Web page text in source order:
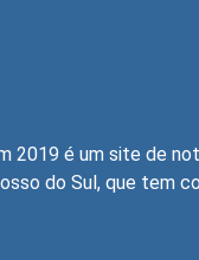
2019 é um site de
do Sul, que tem